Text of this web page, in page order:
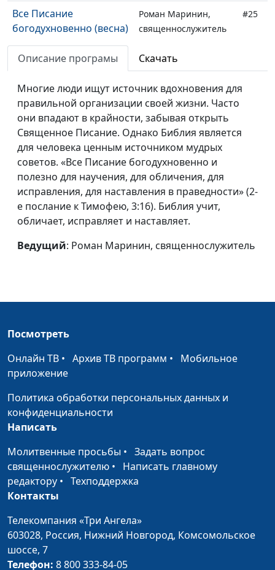
Все Писание
богодухновенно (весна)
Роман Маринин,
священнослужитель
#25
Мужья, любите своих
Роман Маринин,
священнослужитель
Мужья, любите своих
жен (осень)
Роман Маринин,
священнослужитель
Мужья, любите своих
жен (лето)
Роман Маринин,
священнослужитель
Мужья, любите своих
жен (весна)
Роман Маринин,
священнослужитель
Ты взираешь на обиды
и притеснения (зима)
Роман Маринин,
священнослужитель
Ты взираешь на обиды
Роман Маринин,
#19
Ты взираешь на обиды
Молитесь за
Молитесь за
обижающих вас (осень)
Молитесь за
обижающих вас (лето)
Роман Маринин,
священнослужитель
Молитесь за
Не попустит вам быть
искушаемыми сверх
сил (зима)
Роман Маринин,
#12
Описание програмы Скачать
Многие люди ищут источник вдохновения для
правильной организации своей жизни. Часто
они впадают в крайности, забывая открыть
Священное Писание. Однако Библия является
для человека ценным источником мудрых
советов. «Все Писание богодухновенно и
полезно для научения, для обличения, для
исправления, для наставления в праведности» (2-
е послание к Тимофею, 3:16). Библия учит,
обличает, исправляет и наставляет.
Ведущий: Роман Маринин, священнослужитель
Посмотреть
Онлайн ТВ • Архив ТВ программ • Мобильное
приложение
Политика обработки персональных данных и
конфиденциальности
Написать
Молитвенные просьбы • Задать вопрос
священнослужителю • Написать главному
редактору • Техподдержка
Контакты
Телекомпания «Три Ангела»
603028, Россия, Нижний Новгород, Комсомольское
шоссе, 7
Телефон: 8 800 333-84-05